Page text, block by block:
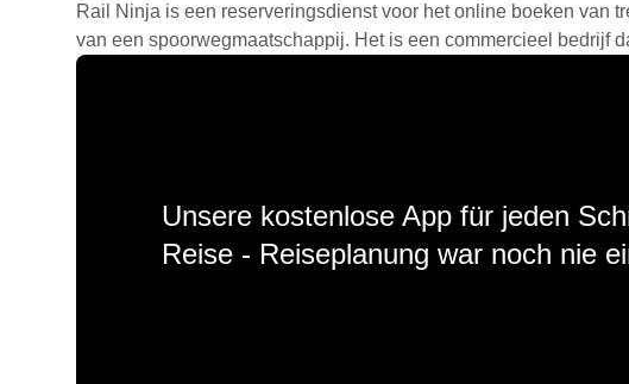
Rail Ninja is een reserveringsdienst voor het online boeken van
van een spoorwegmaatschappij. Het is een commercieel bedrijf
Unsere kostenlose App für jeden
Reise - Reiseplanung war noch nie